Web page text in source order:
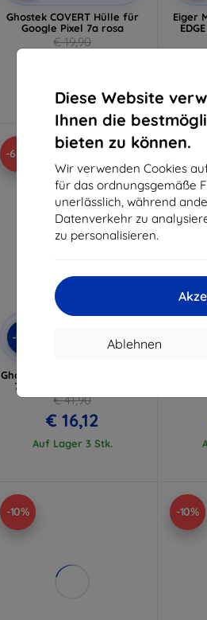
Diese Website
Ihnen die
bieten zu können.
Wir verwenden Cookies
für das ordnungsgemäße
unerlässlich, während
Datenverkehr zu
zu personalisieren.
Ablehnen
Ghostek COVERT Hülle für
Google Pixel 7a rosa
€ 19,90
Eiger
-62%
-10% EXTRA10
Ghostek Exec 6, Google Pixel
7a, grau (GHOCAS3387)
€ 41,90
€ 16,12
Auf Lager 3 Stk.
-10% -10%